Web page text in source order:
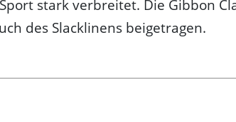
stark verbreitet. Die Gibbon
des Slacklinens beigetragen.